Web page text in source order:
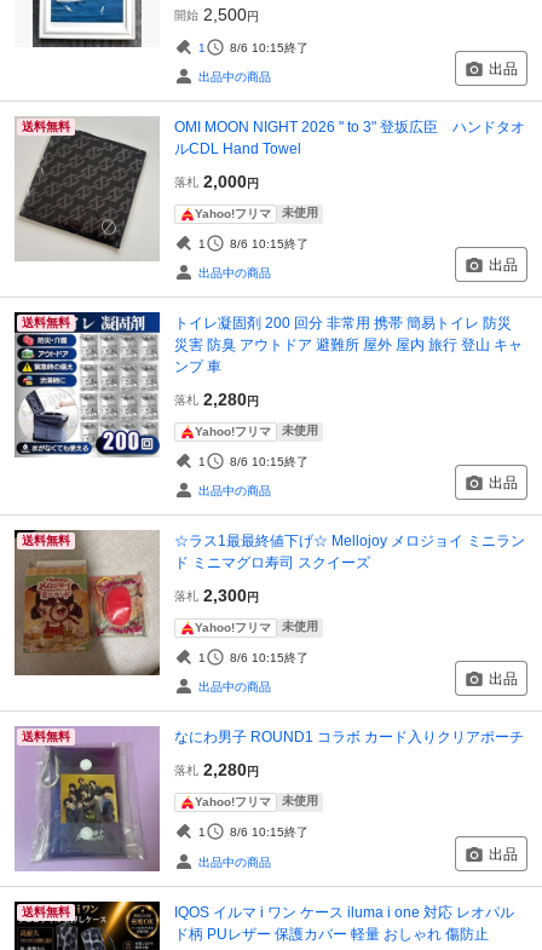
開始 2,500円
1 8/6 10:15終了
出品中の商品 出品
送料無料
OMI MOON NIGHT 2026 " to 3" 登坂広臣 ハンドタオ
ルCDL Hand Towel
落札 2,000円
Yahoo!フリマ 未使用
1 8/6 10:15終了
出品中の商品 出品
送料無料
トイレ凝固剤 200 回分 非常用 携帯 簡易トイレ 防災
災害 防臭 アウトドア 避難所 屋外 屋内 旅行 登山 キャ
ンプ 車
落札 2,280円
Yahoo!フリマ 未使用
1 8/6 10:15終了
出品中の商品 出品
送料無料
☆ラス1最最終値下げ☆ Mellojoy メロジョイ ミニラン
ド ミニマグロ寿司 スクイーズ
落札 2,300円
Yahoo!フリマ 未使用
1 8/6 10:15終了
出品中の商品 出品
送料無料 なにわ男子 ROUND1 コラボ カード入りクリアポーチ
落札 2,280円
Yahoo!フリマ 未使用
1 8/6 10:15終了
出品中の商品 出品
送料無料
IQOS イルマ i ワン ケース iluma i one 対応 レオパル
ド柄 PUレザー 保護カバー 軽量 おしゃれ 傷防止